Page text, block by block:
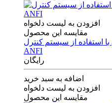
افزودن به لیست دلخواه
مقایسه این محصول
استفاده از سيستم كنترل
ANFI
رایگان
اضافه به سبد خرید
افزودن به لیست دلخواه
مقایسه این محصول